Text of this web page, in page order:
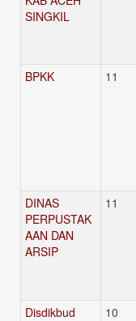
SINGKIL
BPKK 11
DINAS
PERPUSTAK
AAN DAN
ARSIP
11
Disdikbud 10